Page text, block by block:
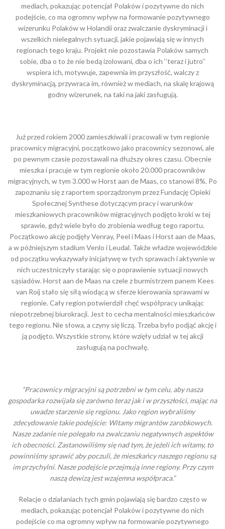
mediach, pokazując potencjał Polaków i pozytywne do nich
podejście, co ma ogromny wpływ na formowanie pozytywnego
wizerunku Polaków w Holandii oraz zwalczanie dyskryminacji i
wszelkich nielegalnych sytuacji, jakie pojawiają się w innych
regionach tego kraju. Projekt nie pozostawia Polaków samych
sobie, dba o to że nie bedą izolowani, dba o ich ‘’teraz i jutro’’
wspiera ich, motywuje, zapewnia im przyszłość, walczy z
dyskryminacją, przywraca im, również w mediach, na skalę krajową
godny wizerunek, na taki na jaki zasługują.
Już przed rokiem 2000 zamieszkiwali i pracowali w tym regionie
pracownicy migracyjni, początkowo jako pracownicy sezonowi, ale
po pewnym czasie pozostawali na dłuższy okres czasu. Obecnie
mieszka i pracuje w tym regionie około 20.000 pracowników
migracyjnych, w tym 3.000 w Horst aan de Maas, co stanowi 8%. Po
zapoznaniu się z raportem sporządzonym przez Fundację Opieki
Społecznej Synthese dotyczącym pracy i warunków
mieszkaniowych pracowników migracyjnych podjęto kroki w tej
sprawie, gdyż wiele było do zrobienia według tego raportu.
Początkowo akcję podjęły Venray, Peel i Maas i Horst aan de Maas,
a w późniejszym stadium Venlo i Leudal. Także władze wojewódzkie
od początku wykazywały inicjatywę w tych sprawach i aktywnie w
nich uczestniczyły starając się o poprawienie sytuacji nowych
sąsiadów. Horst aan de Maas na czele z burmistrzem panem Kees
van Roij stało się siłą wiodącą w sferze kierowania sprawami w
regionie. Cały region potwierdził chęć współpracy unikając
niepotrzebnej biurokracji. Jest to cecha mentalności mieszkańców
tego regionu. Nie słowa, a czyny się liczą. Trzeba było podjąć akcję i
ją podjęto. Wszystkie strony, które wzięły udział w tej akcji
zasługują na pochwałę.
“Pracownicy migracyjni są potrzebni w tym celu, aby nasza
gospodarka rozwijała się zarówno teraz jak i w przyszłości, mając na
uwadze starzenie się regionu. Jako region wybraliśmy
zdecydowanie takie podejście: Witamy migrantów zarobkowych.
Nasze zadanie nie polegało na zwalczaniu negatywnych aspektów
ich obecności. Zastanowiliśmy się nad tym, że jeżeli ich witamy, to
powinniśmy sprawić aby poczuli, że mieszkańcy naszego regionu są
im przychylni. Nasze podejście przejmują inne regiony. Przy czym
naszą dewizą jest wzajemna współpraca.”
Relacje o działaniach tych gmin pojawiają się bardzo często w
mediach, pokazując potencjał Polaków i pozytywne do nich
podejście co ma ogromny wpływ na formowanie pozytywnego